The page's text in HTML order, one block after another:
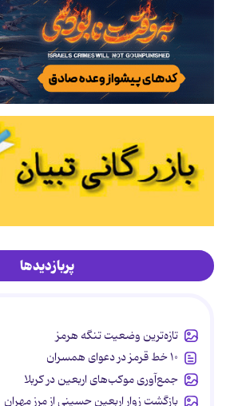
پربازدیدها
تازه‌ترین وضعیت تنگه هرمز
۱۰ خط قرمز در دعوای همسران
جمع‌آوری موکب‌های اربعین در کربلا
بازگشت زوار اربعین حسینی از مرز مهران